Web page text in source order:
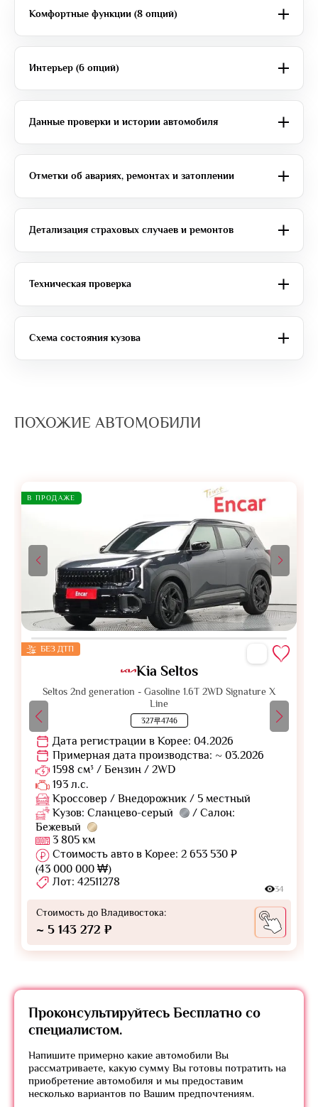
Комфортные функции (8 опций)
Интерьер (6 опций)
Данные проверки и истории автомобиля
Отметки об авариях, ремонтах и затоплении
Детализация страховых случаев и ремонтов
Техническая проверка
Схема состояния кузова
ПОХОЖИЕ АВТОМОБИЛИ
В ПРОДАЖЕ
БЕЗ ДТП
Kia Seltos
Seltos 2nd generation - Gasoline 1.6T 2WD Signature X
Line
327루4746
Дата регистрации в Корее: 04.2026
Примерная дата производства: ~ 03.2026
1598 см³ / Бензин / 2WD
193 л.с.
Кроссовер / Внедорожник / 5 местный
Кузов: Сланцево-серый
/ Салон:
Бежевый
3 805 км
Стоимость авто в Корее: 2 653 530 ₽
(43 000 000 ₩)
Лот: 42511278
34
Стоимость до Владивостока:
~ 5 143 272 ₽
Проконсультируйтесь Бесплатно со
специалистом.
Напишите примерно какие автомобили Вы
рассматриваете, какую сумму Вы готовы потратить на
приобретение автомобиля и мы предоставим
несколько вариантов по Вашим предпочтениям.